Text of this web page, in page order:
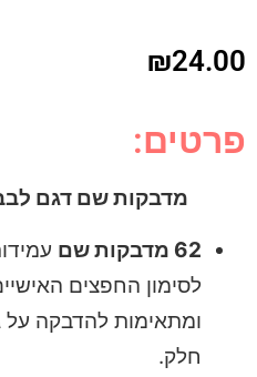
₪24.00
פרטים:
מדבקות שם דגם
62 מדבקות שם
לסימון החפצים
ומתאימות להדבקה
חלק.